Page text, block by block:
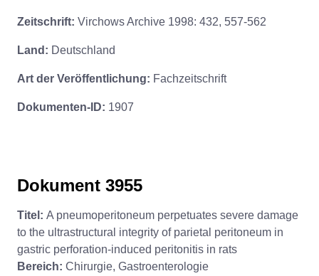
Zeitschrift: Virchows Archive 1998: 432, 557-562
Land: Deutschland
Art der Veröffentlichung: Fachzeitschrift
Dokumenten-ID: 1907
Dokument 3955
Titel: A pneumoperitoneum perpetuates severe damage
to the ultrastructural integrity of parietal peritoneum in
gastric perforation-induced peritonitis in rats
Bereich: Chirurgie, Gastroenterologie